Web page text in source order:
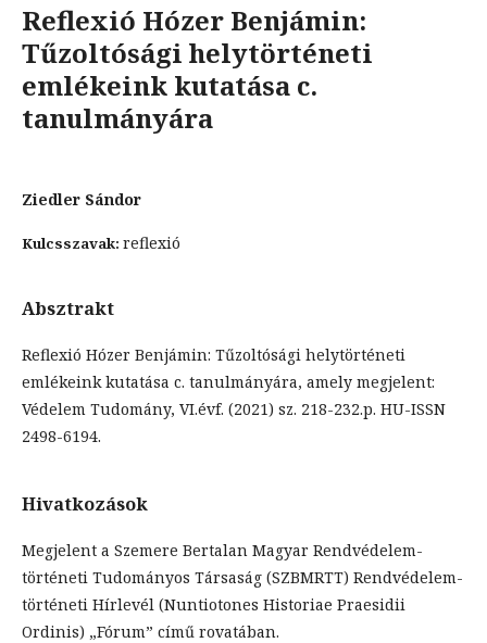
Reflexió Hózer Benjámin:
Tűzoltósági helytörténeti
emlékeink kutatása c.
tanulmányára
Ziedler Sándor
Kulcsszavak: reflexió
Absztrakt
Reflexió Hózer Benjámin: Tűzoltósági helytörténeti
emlékeink kutatása c. tanulmányára, amely megjelent:
Védelem Tudomány, VI.évf. (2021) sz. 218-232.p. HU-ISSN
2498-6194.
Hivatkozások
Megjelent a Szemere Bertalan Magyar Rendvédelem-
történeti Tudományos Társaság (SZBMRTT) Rendvédelem-
történeti Hírlevél (Nuntiotones Historiae Praesidii
Ordinis) „Fórum” című rovatában.